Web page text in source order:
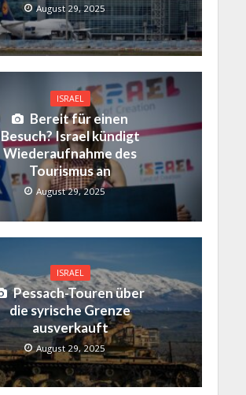
August 29, 2025
ISRAEL
Bereit für einen
Besuch? Israel kündigt
Wiederaufnahme des
Tourismus an
August 29, 2025
ISRAEL
Pessach-Touren über
die syrische Grenze
ausverkauft
August 29, 2025